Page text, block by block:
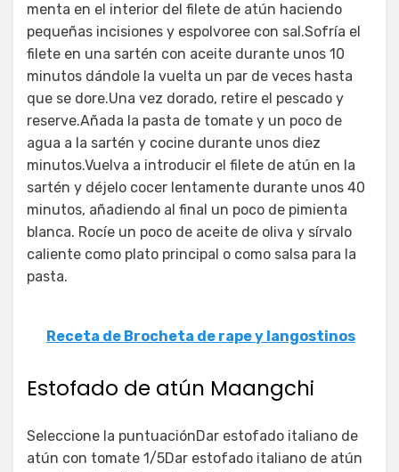
menta en el interior del filete de atún haciendo
pequeñas incisiones y espolvoree con sal.Sofría el
filete en una sartén con aceite durante unos 10
minutos dándole la vuelta un par de veces hasta
que se dore.Una vez dorado, retire el pescado y
reserve.Añada la pasta de tomate y un poco de
agua a la sartén y cocine durante unos diez
minutos.Vuelva a introducir el filete de atún en la
sartén y déjelo cocer lentamente durante unos 40
minutos, añadiendo al final un poco de pimienta
blanca. Rocíe un poco de aceite de oliva y sírvalo
caliente como plato principal o como salsa para la
pasta.
Receta de Brocheta de rape y langostinos
Estofado de atún Maangchi
Seleccione la puntuaciónDar estofado italiano de
atún con tomate 1/5Dar estofado italiano de atún